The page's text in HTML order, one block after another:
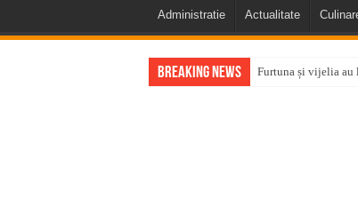
Administratie Actualitate
Breaking News Furtuna și vijelia au